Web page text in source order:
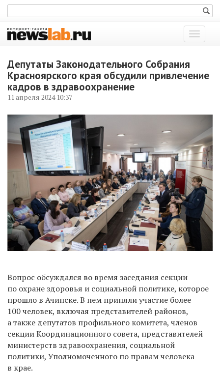
Показать
меню
Депутаты Законодательного Собрания
Красноярского края обсудили привлечение
кадров в здравоохранение
11 апреля 2024 10:37
Вопрос обсуждался во время заседания секции
по охране здоровья и социальной политике, которое
прошло в Ачинске. В нем приняли участие более
100 человек, включая представителей районов,
а также депутатов профильного комитета, членов
секции Координационного совета, представителей
министерств здравоохранения, социальной
политики, Уполномоченного по правам человека
в крае.